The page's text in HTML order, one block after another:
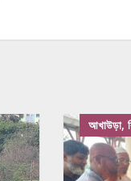
আখাউড়া,